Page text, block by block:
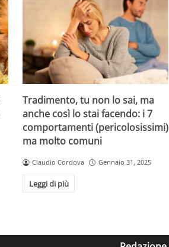
Tradimento, tu non lo sai, ma
anche così lo stai facendo: i 7
comportamenti (pericolosissimi)
ma molto comuni
Claudio Cordova Gennaio 31, 2025
Leggi di più